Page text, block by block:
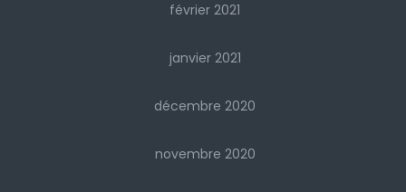
février 2021
janvier 2021
décembre 2020
novembre 2020